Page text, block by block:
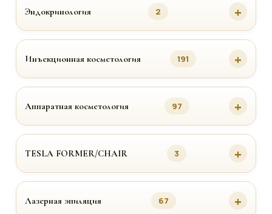
Эндокринология 2
Инъекционная косметология 191
Аппаратная косметология 97
TESLA FORMER/CHAIR 3
Лазерная эпиляция 67